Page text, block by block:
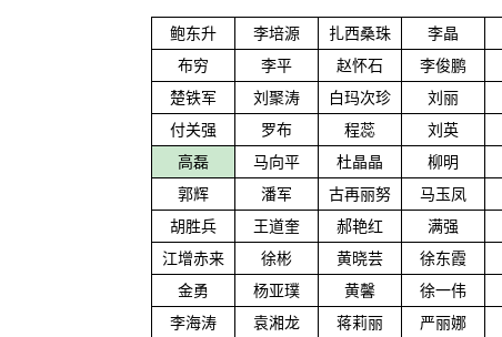
鲍东升 李培源 扎西桑珠 李晶
布穷
李平 赵怀石 李俊鹏
楚铁军
刘聚涛 白玛次珍 刘丽
付关强
罗布 程蕊 刘英
高磊
马向平 杜晶晶 柳明
郭辉
潘军 古再丽努 马玉凤
胡胜兵
王道奎 郝艳红 满强
江增赤来
徐彬 黄晓芸 徐东霞
金勇
杨亚璞 黄馨 徐一伟
李海涛
袁湘龙 蒋莉丽 严丽娜